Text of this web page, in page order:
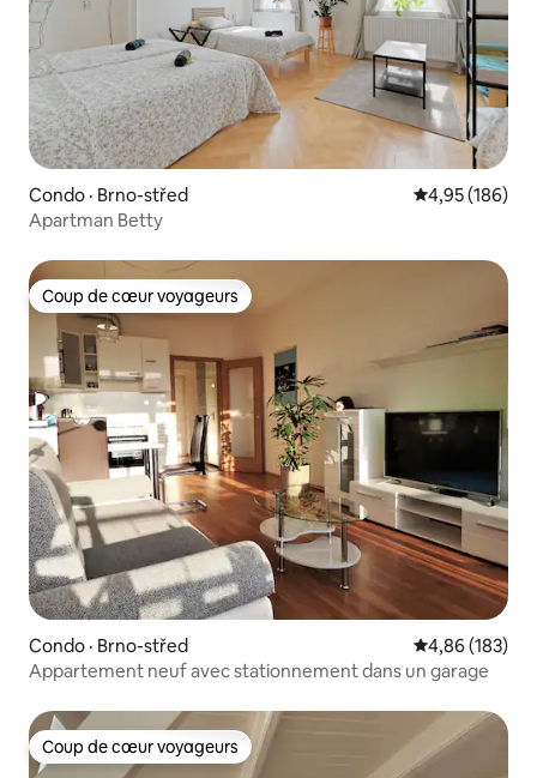
Condo · Brno-střed Note
4,95 (186)
Apartman Betty
Coup de cœur voyageurs
Coup de cœur voyageurs
Condo · Brno-střed Note
4,86 (183)
Appartement neuf avec stationnement dans un garage
Coup de cœur voyageurs
Coup de cœur voyageurs